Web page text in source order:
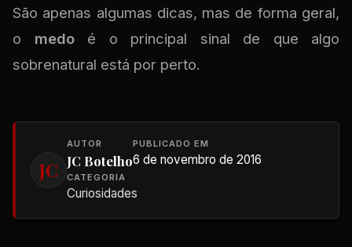
São apenas algumas dicas, mas de forma geral,
o medoé o principal sinal de que algo
sobrenatural está por perto.
JC
AUTOR
JC Botelho
PUBLICADO EM
6 de novembro de 2016
CATEGORIA
Curiosidades